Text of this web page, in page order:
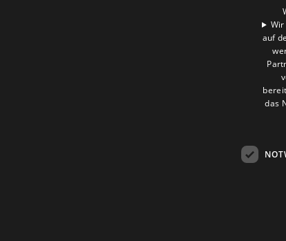
auf
das